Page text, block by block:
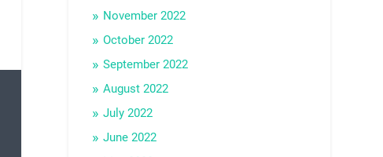
November 2022
October 2022
September 2022
August 2022
July 2022
June 2022